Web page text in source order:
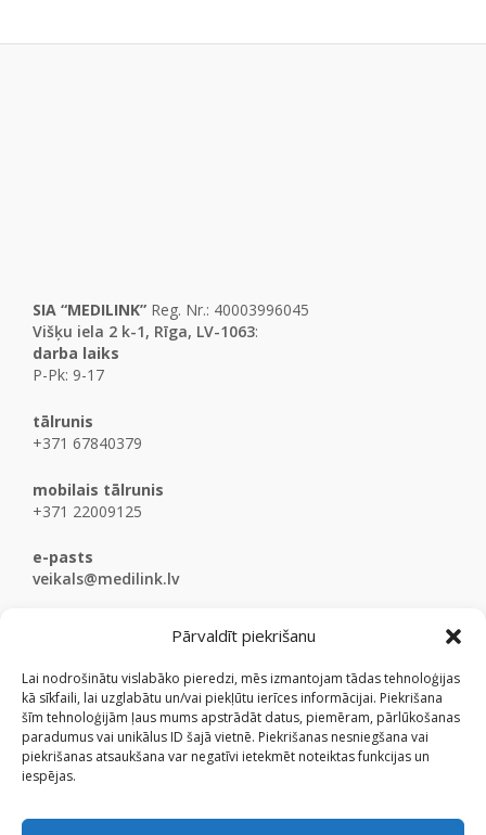
Pārvaldīt piekrišanu
Lai nodrošinātu vislabāko pieredzi, mēs izmantojam tādas tehnoloģijas
kā sīkfaili, lai uzglabātu un/vai piekļūtu ierīces informācijai. Piekrišana
šīm tehnoloģijām ļaus mums apstrādāt datus, piemēram, pārlūkošanas
paradumus vai unikālus ID šajā vietnē. Piekrišanas nesniegšana vai
piekrišanas atsaukšana var negatīvi ietekmēt noteiktas funkcijas un
iespējas.
SIA “MEDILINK” Reg. Nr.: 40003996045
Višķu iela 2 k-1, Rīga, LV-1063:
darba laiks
P-Pk: 9-17
tālrunis
+371 67840379
mobilais tālrunis
+371 22009125
e-pasts
veikals@medilink.lv